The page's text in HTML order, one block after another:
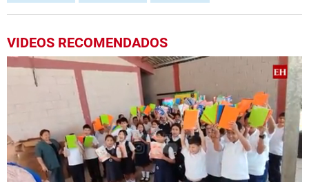
VIDEOS RECOMENDADOS